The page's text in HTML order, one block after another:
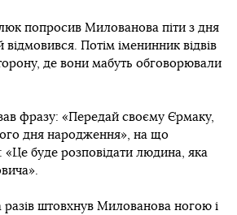
попросив Милованова піти з дня
Потім іменинник відвів
де вони мабуть обговорювали
фразу: «Передай своєму Єрмаку,
дня народження», на що
«Це буде розповідати людина, яка
разів штовхнув Милованова ногою і